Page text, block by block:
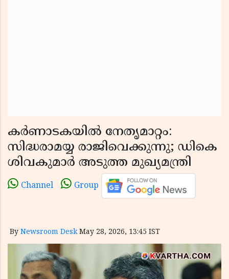
കർണാടകയിൽ നേതൃമാറ്റം:
സിദ്ധരാമയ്യ രാജിവെക്കുന്നു; ഡികെ
ശിവകുമാർ അടുത്ത മുഖ്യമന്ത്രി
Channel Group
By Newsroom Desk May 28, 2026, 13:45 IST